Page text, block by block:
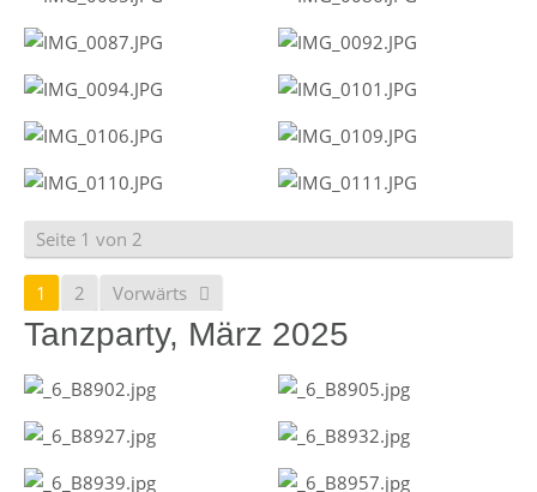
Seite 1 von 2
1 2 Vorwärts
Tanzparty, März 2025